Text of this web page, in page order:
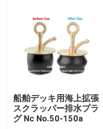
船舶デッキ用海上拡張
スクラッパー排水プラ
グ Nc No.50-150a